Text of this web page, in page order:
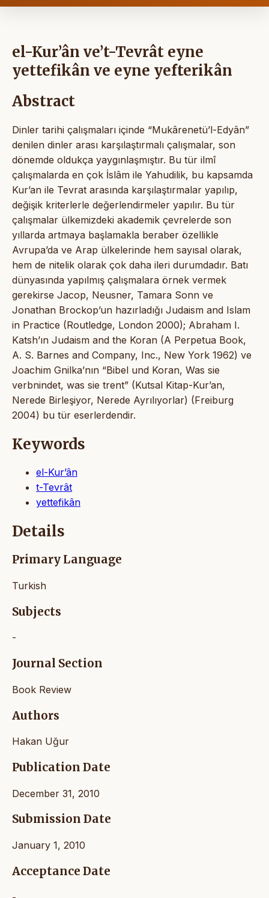
el-Kur’ân ve’t-Tevrât eyne
yettefikân ve eyne yefterikân
Abstract
Dinler tarihi çalışmaları içinde “Mukârenetü’l-Edyân”
denilen dinler arası karşılaştırmalı çalışmalar, son
dönemde oldukça yaygınlaşmıştır. Bu tür ilmî
çalışmalarda en çok İslâm ile Yahudilik, bu kapsamda
Kur’an ile Tevrat arasında karşılaştırmalar yapılıp,
değişik kriterlerle değerlendirmeler yapılır. Bu tür
çalışmalar ülkemizdeki akademik çevrelerde son
yıllarda artmaya başlamakla beraber özellikle
Avrupa’da ve Arap ülkelerinde hem sayısal olarak,
hem de nitelik olarak çok daha ileri durumdadır. Batı
dünyasında yapılmış çalışmalara örnek vermek
gerekirse Jacop, Neusner, Tamara Sonn ve
Jonathan Brockop’un hazırladığı Judaism and Islam
in Practice (Routledge, London 2000); Abraham I.
Katsh’ın Judaism and the Koran (A Perpetua Book,
A. S. Barnes and Company, Inc., New York 1962) ve
Joachim Gnilka’nın “Bibel und Koran, Was sie
verbnindet, was sie trent” (Kutsal Kitap-Kur’an,
Nerede Birleşiyor, Nerede Ayrılıyorlar) (Freiburg
2004) bu tür eserlerdendir.
Keywords
el-Kur’ân
t-Tevrât
yettefikân
Details
Primary Language
Turkish
Subjects
-
Journal Section
Book Review
Authors
Hakan Uğur
Publication Date
December 31, 2010
Submission Date
January 1, 2010
Acceptance Date